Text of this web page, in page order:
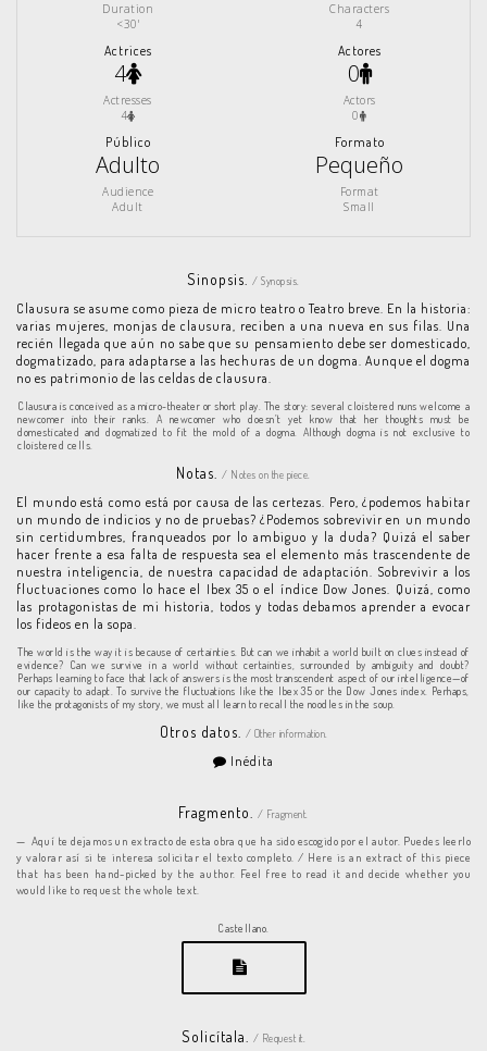
Duration
<30'
Characters
4
Actrices
4
Actresses
4
Actores
0
Actors
0
Público
Adulto
Audience
Adult
Formato
Pequeño
Format
Small
Sinopsis./ Synopsis.
Clausura se asume como pieza de micro teatro o Teatro breve. En la historia:
varias mujeres, monjas de clausura, reciben a una nueva en sus filas. Una
recién llegada que aún no sabe que su pensamiento debe ser domesticado,
dogmatizado, para adaptarse a las hechuras de un dogma. Aunque el dogma
no es patrimonio de las celdas de clausura.
Clausura is conceived as a micro-theater or short play. The story: several cloistered nuns welcome a
newcomer into their ranks. A newcomer who doesn’t yet know that her thoughts must be
domesticated and dogmatized to fit the mold of a dogma. Although dogma is not exclusive to
cloistered cells.
Notas./ Notes on the piece.
El mundo está como está por causa de las certezas. Pero, ¿podemos habitar
un mundo de indicios y no de pruebas? ¿Podemos sobrevivir en un mundo
sin certidumbres, franqueados por lo ambiguo y la duda? Quizá el saber
hacer frente a esa falta de respuesta sea el elemento más trascendente de
nuestra inteligencia, de nuestra capacidad de adaptación. Sobrevivir a los
fluctuaciones como lo hace el Ibex 35 o el índice Dow Jones. Quizá, como
las protagonistas de mi historia, todos y todas debamos aprender a evocar
los fideos en la sopa.
The world is the way it is because of certainties. But can we inhabit a world built on clues instead of
evidence? Can we survive in a world without certainties, surrounded by ambiguity and doubt?
Perhaps learning to face that lack of answers is the most transcendent aspect of our intelligence—of
our capacity to adapt. To survive the fluctuations like the Ibex 35 or the Dow Jones index. Perhaps,
like the protagonists of my story, we must all learn to recall the noodles in the soup.
Otros datos. / Other information.
Inédita
Fragmento./ Fragment.
Aquí te dejamos un extracto de esta obra que ha sido escogido por el autor. Puedes leerlo
y valorar así si te interesa solicitar el texto completo. / Here is an extract of this piece
that has been hand-picked by the author. Feel free to read it and decide whether you
would like to request the whole text.
Castellano.
Solicítala. / Request it.